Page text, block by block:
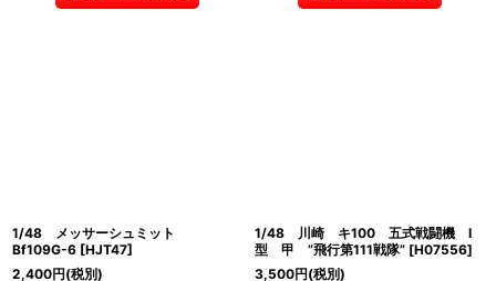
1/48 メッサーシュミット
Bf109G-6 [HJT47]
2,400円(税別)
1/48 川崎 キ100 五式戦闘機 I
型 甲 ”飛行第111戦隊” [H07556]
3,500円(税別)